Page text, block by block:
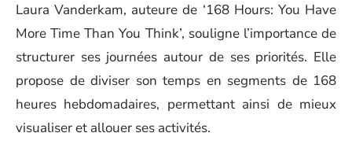
Laura Vanderkam, auteure de ‘168 Hours: You Have
More Time Than You Think’, souligne l’importance de
structurer ses journées autour de ses priorités. Elle
propose de diviser son temps en segments de 168
heures hebdomadaires, permettant ainsi de mieux
visualiser et allouer ses activités.